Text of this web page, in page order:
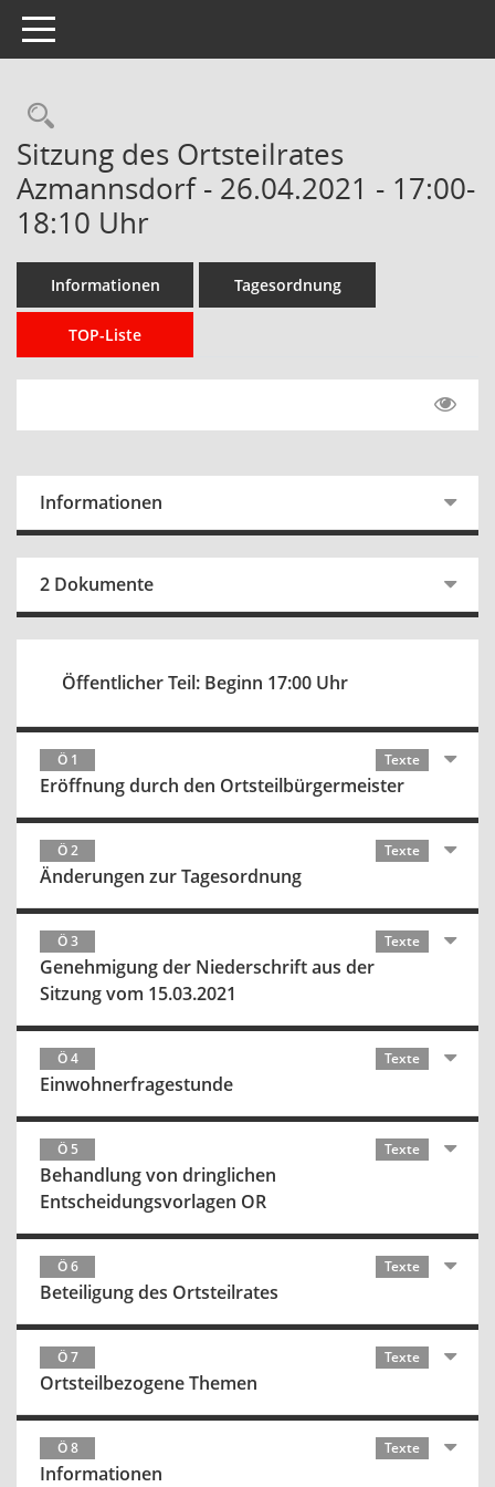
Toggle navigation
Rechercheauswahl
Sitzung des Ortsteilrates
Azmannsdorf - 26.04.2021 - 17:00-
18:10 Uhr
Informationen Tagesordnung
TOP-Liste
Informationen
2 Dokumente
Öffentlicher Teil: Beginn 17:00 Uhr
Ö 1 Texte
Eröffnung durch den Ortsteilbürgermeister
Ö 2 Texte
Änderungen zur Tagesordnung
Ö 3 Texte
Genehmigung der Niederschrift aus der
Sitzung vom 15.03.2021
Ö 4 Texte
Einwohnerfragestunde
Ö 5 Texte
Behandlung von dringlichen
Entscheidungsvorlagen OR
Ö 6 Texte
Beteiligung des Ortsteilrates
Ö 7 Texte
Ortsteilbezogene Themen
Ö 8 Texte
Informationen